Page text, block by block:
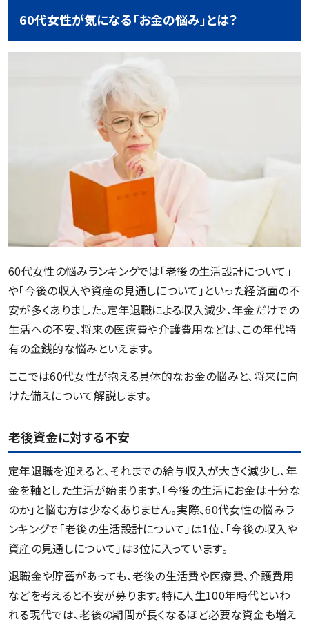
60代女性が気になる「お金の悩み」とは？
60代女性の悩みランキングでは「老後の生活設計について」
や「今後の収入や資産の見通しについて」といった経済面の不
安が多くありました。定年退職による収入減少、年金だけでの
生活への不安、将来の医療費や介護費用などは、この年代特
有の金銭的な悩みといえます。
ここでは60代女性が抱える具体的なお金の悩みと、将来に向
けた備えについて解説します。
老後資金に対する不安
定年退職を迎えると、それまでの給与収入が大きく減少し、年
金を軸とした生活が始まります。「今後の生活にお金は十分な
のか」と悩む方は少なくありません。実際、60代女性の悩みラ
ンキングで「老後の生活設計について」は1位、「今後の収入や
資産の見通しについて」は3位に入っています。
退職金や貯蓄があっても、老後の生活費や医療費、介護費用
などを考えると不安が募ります。特に人生100年時代といわ
れる現代では、老後の期間が長くなるほど必要な資金も増え